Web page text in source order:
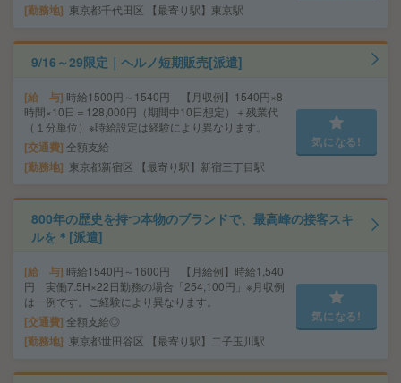
勤務地 東京都千代田区 【最寄り駅】東京駅
9/16～29限定｜ヘルノ短期販売[派遣]
給 与 時給1500円～1540円 【月収例】1540円×8
時間×10日＝128,000円（期間中10日想定）＋残業代
（１分単位）※時給設定は経験により異なります。
交通費 全額支給
勤務地 東京都新宿区 【最寄り駅】新宿三丁目駅
気になる!
800年の歴史を持つ本物のブランドで、最高峰の接客スキ
ルを＊[派遣]
給 与 時給1540円～1600円 【月給例】時給1,540
円 実働7.5H×22日勤務の場合「254,100円」※月収例
は一例です。ご経験により異なります。
交通費 全額支給◎
勤務地 東京都世田谷区 【最寄り駅】二子玉川駅
気になる!